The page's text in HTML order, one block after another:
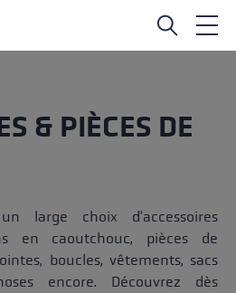
& PIÈCES DE
large choix d'accessoires
en caoutchouc, pièces de
boucles, vêtements, sacs
encore. Découvrez dès